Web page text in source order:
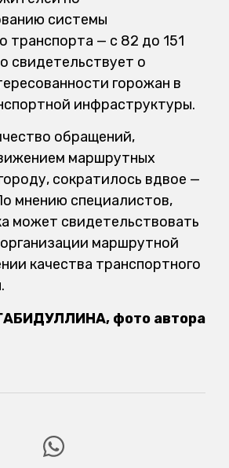
системы
транспорта — с 82 до 151
свидетельствует о
горожан в
инфраструктуры.
обращений,
маршрутных
сократилось вдвое —
мнению специалистов,
может свидетельствовать
маршрутной
качества транспортного
фото автора